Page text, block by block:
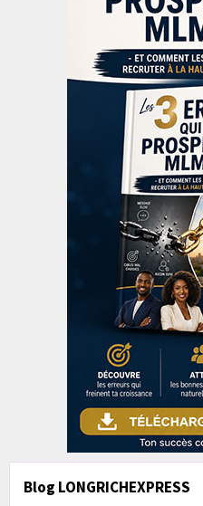
Blog LONGRICHEXPRESS